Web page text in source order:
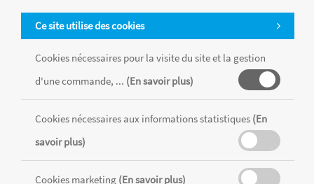
Ce site utilise des cookies
Cookies nécessaires pour la visite du site et la gestion
d'une commande, ... (En savoir plus)
Cookies nécessaires aux informations statistiques (En
savoir plus)
Cookies marketing (En savoir plus)
Tous les produits sont vendus dans la limite des stocks disponibles de
RÉALISÉ AVEC MERCATOR